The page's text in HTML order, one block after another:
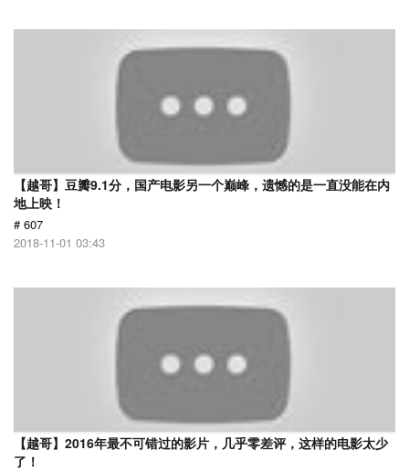
【越哥】豆瓣9.1分，国产电影另一个巅峰，遗憾的是一直没能在内
地上映！
# 607
2018-11-01 03:43
【越哥】2016年最不可错过的影片，几乎零差评，这样的电影太少
了！